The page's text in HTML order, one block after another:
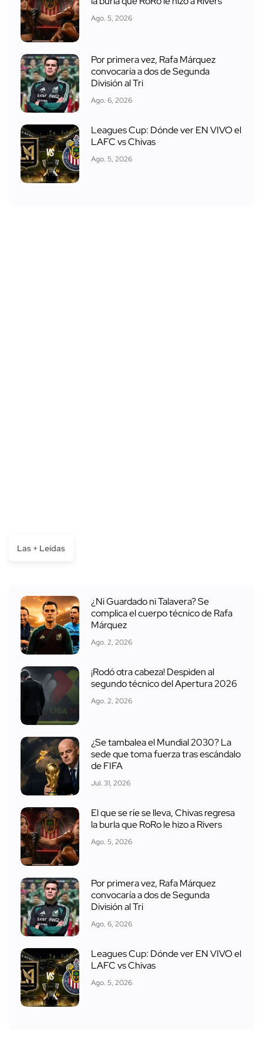
Ago. 5, 2026
Por primera vez, Rafa Márquez
convocaría a dos de Segunda
División al Tri
Ago. 6, 2026
Leagues Cup: Dónde ver EN VIVO el
LAFC vs Chivas
Ago. 5, 2026
Las + Leídas
¿Ni Guardado ni Talavera? Se
complica el cuerpo técnico de Rafa
Márquez
Ago. 2, 2026
¡Rodó otra cabeza! Despiden al
segundo técnico del Apertura 2026
Ago. 2, 2026
¿Se tambalea el Mundial 2030? La
sede que toma fuerza tras escándalo
de FIFA
Jul. 31, 2026
El que se ríe se lleva, Chivas regresa
la burla que RoRo le hizo a Rivers
Ago. 5, 2026
Por primera vez, Rafa Márquez
convocaría a dos de Segunda
División al Tri
Ago. 6, 2026
Leagues Cup: Dónde ver EN VIVO el
LAFC vs Chivas
Ago. 5, 2026